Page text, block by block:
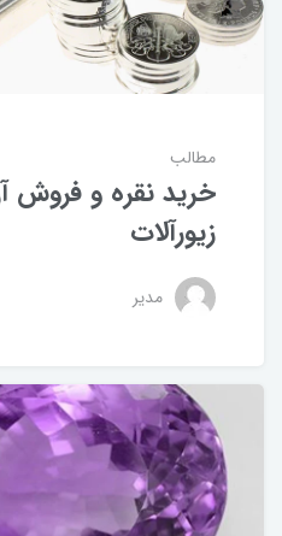
مطالب
خرید نقره و فروش
زیورآلات
مدیر